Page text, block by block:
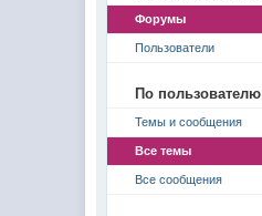
Форумы
Пользователи
По пользователю
Темы и сообщения
Все темы
Все сообщения